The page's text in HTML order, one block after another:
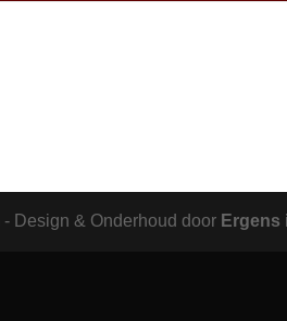
- Design & Onderhoud door Ergens